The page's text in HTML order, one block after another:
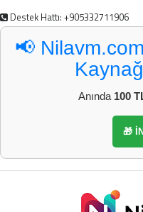
Destek Hattı: +905332711906
📢
Anında 100
🎁